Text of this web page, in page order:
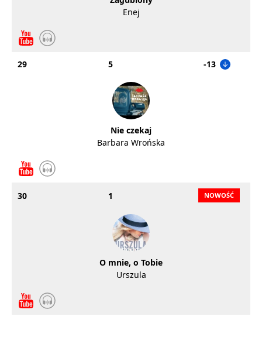
Enej
29 5 -13
Nie czekaj
Barbara Wrońska
30 1
O mnie, o Tobie
Urszula